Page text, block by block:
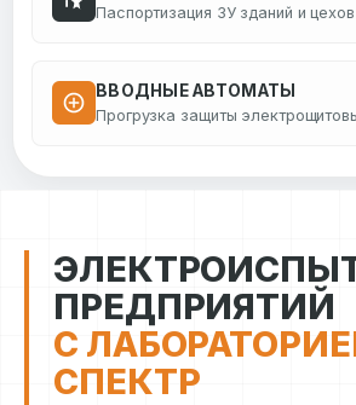
Паспортизация ЗУ зданий и цехов
ВВОДНЫЕ АВТОМАТЫ
Прогрузка защиты
ПРЕДПРИЯТИЙ
С
СПЕКТР